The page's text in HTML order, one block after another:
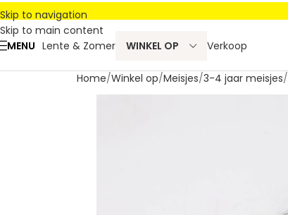
Skip to navigation
Skip to main content
MENU Lente & Zomer WINKEL OP Verkoop
Home Winkel op Meisjes 3-4 jaar meisjes